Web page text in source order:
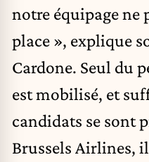
notre équipage ne
place », explique
Cardone. Seul du
est mobilisé, et
candidats se sont
Brussels Airlines,